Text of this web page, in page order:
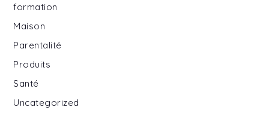
formation
Maison
Parentalité
Produits
Santé
Uncategorized